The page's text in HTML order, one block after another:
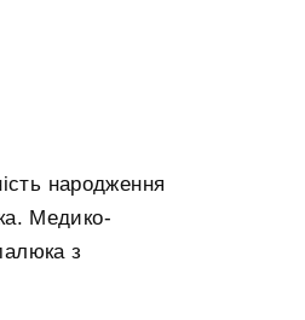
народження
Медико-
з